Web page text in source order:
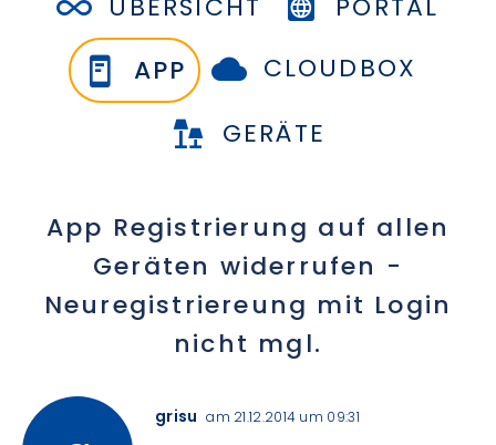
ÜBERSICHT
PORTAL
APP
CLOUDBOX
GERÄTE
App Registrierung auf allen
Geräten widerrufen -
Neuregistriereung mit Login
nicht mgl.
grisu am 21.12.2014 um 09:31